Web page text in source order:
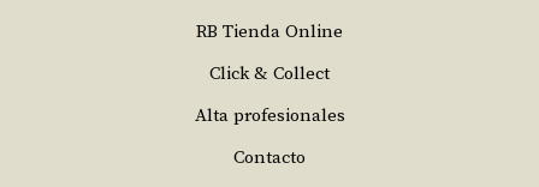
RB Tienda Online
Click & Collect
Alta profesionales
Contacto